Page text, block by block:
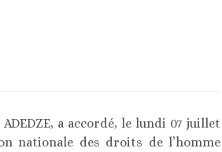
a accordé, le lundi 07 juillet
nationale des droits de l’homme